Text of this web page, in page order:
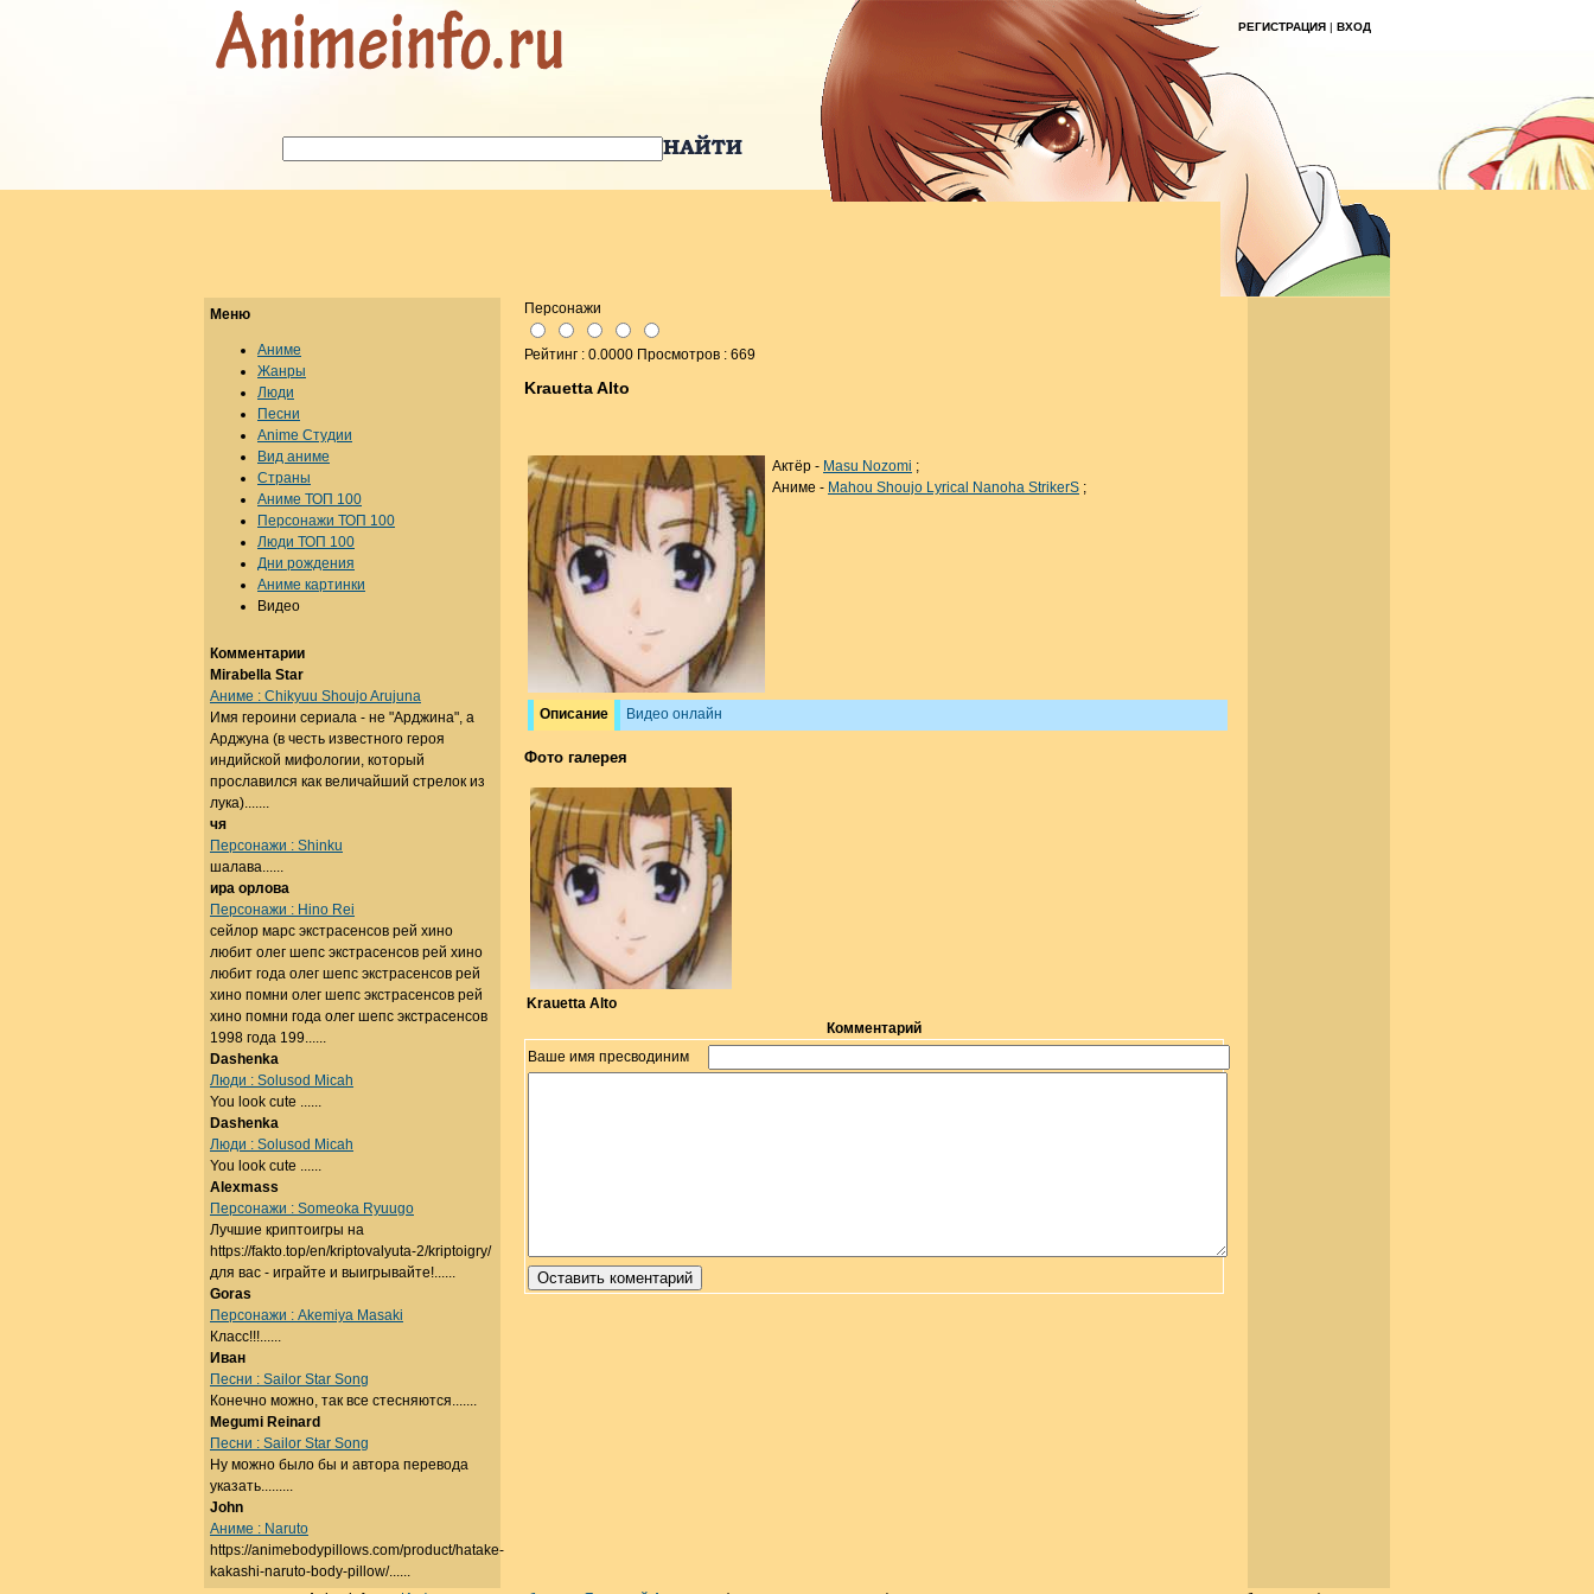
РЕГИСТРАЦИЯ | ВХОД
Персонажи
Рейтинг : 0.0000 Просмотров : 669
Krauetta Alto
Актёр - Masu Nozomi ;
Аниме - Mahou Shoujo Lyrical Nanoha StrikerS ;
Описание Видео онлайн
Фото галерея
Krauetta Alto
Комментарий
Ваше имя пресводиним
Меню
Аниме
Жанры
Люди
Песни
Anime Студии
Вид аниме
Страны
Аниме ТОП 100
Персонажи ТОП 100
Люди ТОП 100
Дни рождения
Аниме картинки
Видео
Комментарии
Mirabella Star
Аниме : Chikyuu Shoujo Arujuna
Имя героини сериала - не "Арджина", а
Арджуна (в честь известного героя
индийской мифологии, который
прославился как величайший стрелок из
лука).......
чя
Персонажи : Shinku
шалава......
ира орлова
Персонажи : Hino Rei
сейлор марс экстрасенсов рей хино
любит олег шепс экстрасенсов рей хино
любит года олег шепс экстрасенсов рей
хино помни олег шепс экстрасенсов рей
хино помни года олег шепс экстрасенсов
1998 года 199......
Dashenka
Люди : Solusod Micah
You look cute ......
Dashenka
Люди : Solusod Micah
You look cute ......
Alexmass
Персонажи : Someoka Ryuugo
Лучшие криптоигры на
https://fakto.top/en/kriptovalyuta-2/kriptoigry/
для вас - играйте и выигрывайте!......
Goras
Персонажи : Akemiya Masaki
Класс!!!......
Иван
Песни : Sailor Star Song
Конечно можно, так все стесняются.......
Megumi Reinard
Песни : Sailor Star Song
Ну можно было бы и автора перевода
указать.........
John
Аниме : Naruto
https://animebodypillows.com/product/hatake-
kakashi-naruto-body-pillow/......